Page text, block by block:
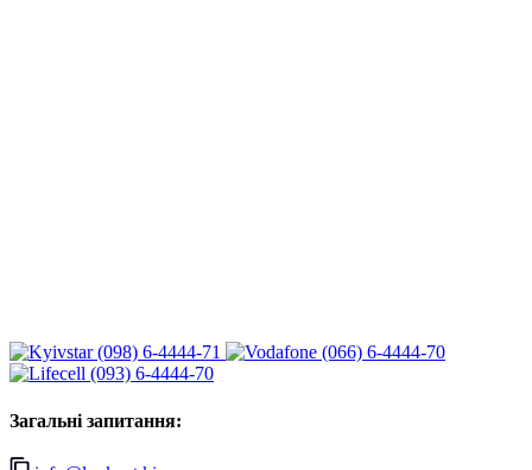
(098) 6-4444-71
(066) 6-4444-70
(093) 6-4444-70
Загальні запитання: